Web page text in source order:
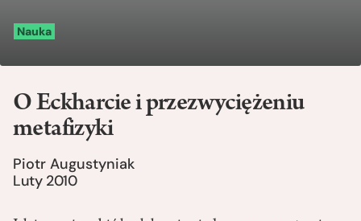
Nauka
O Eckharcie i przezwyciężeniu
metafizyki
Piotr Augustyniak
Luty 2010